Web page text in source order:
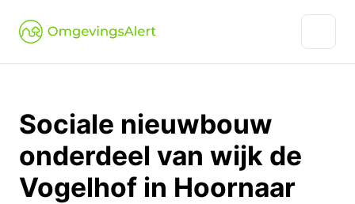
Sociale nieuwbouw
onderdeel van wijk de
Vogelhof in Hoornaar